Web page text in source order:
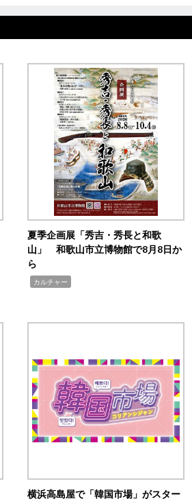
夏季企画展「秀吉・秀長と和歌
山」 和歌山市立博物館で8月8日か
ら
カルチャー
横浜高島屋で「韓国市場」がスター